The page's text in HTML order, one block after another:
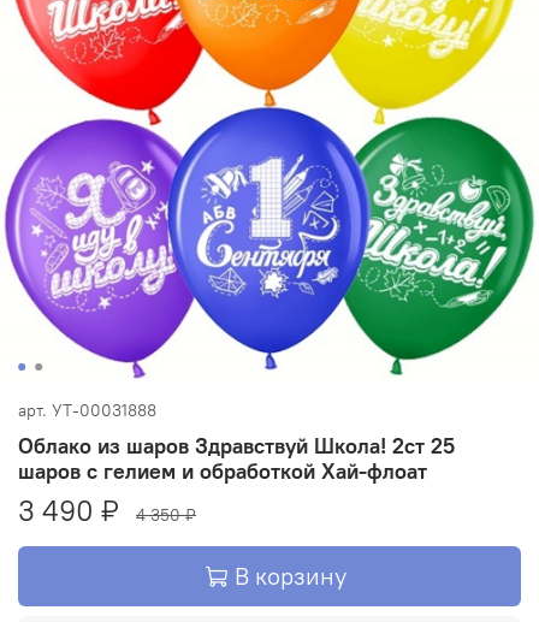
арт. УТ-00031888
Облако из шаров Здравствуй Школа! 2ст 25
шаров c гелием и обработкой Хай-флоат
3 490 ₽ 4 350 ₽
В корзину